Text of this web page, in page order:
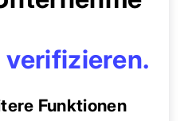
Funktionen